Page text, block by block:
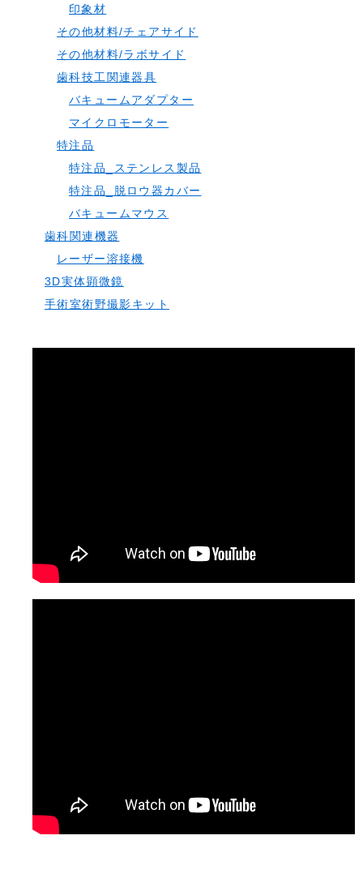
印象材
その他材料/チェアサイド
その他材料/ラボサイド
歯科技工関連器具
バキュームアダプター
マイクロモーター
特注品
特注品_ステンレス製品
特注品_脱ロウ器カバー
バキュームマウス
歯科関連機器
レーザー溶接機
3D実体顕微鏡
手術室術野撮影キット